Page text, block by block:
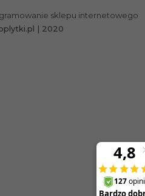
sklepu internetowego
| 2020